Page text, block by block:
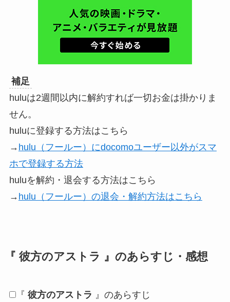
補足
huluは2週間以内に解約すれば一切お金は掛かりま
せん。
huluに登録する方法はこちら
→ hulu（フールー）にdocomoユーザー以外がスマ
ホで登録する方法
huluを解約・退会する方法はこちら
→ hulu（フールー）の退会・解約方法はこちら
『 彼方のアストラ 』のあらすじ・感想
『 彼方のアストラ 』のあらすじ